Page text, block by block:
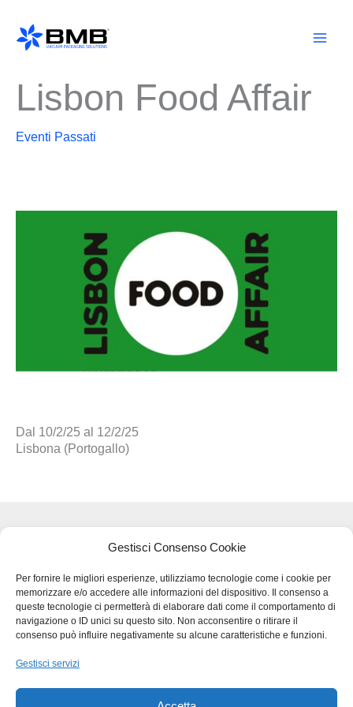
Gestisci Consenso Cookie
Per fornire le migliori esperienze, utilizziamo tecnologie come i cookie per
memorizzare e/o accedere alle informazioni del dispositivo. Il consenso a
queste tecnologie ci permetterà di elaborare dati come il comportamento di
navigazione o ID unici su questo sito. Non acconsentire o ritirare il
consenso può influire negativamente su alcune caratteristiche e funzioni.
Gestisci servizi
contenuto
Lisbon Food Affair
Eventi Passati
Dal 10/2/25 al 12/2/25
Lisbona (Portogallo)
Termini legali e Privacy - GDPR
BMB SRL – VIA DEL LAVORO 48
36034 MOLINA DI MALO (VI)
TEL +39 0445.510207